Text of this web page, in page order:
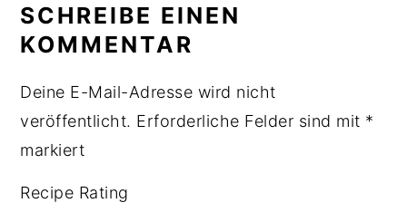
SCHREIBE EINEN
KOMMENTAR
Deine E-Mail-Adresse wird nicht
veröffentlicht. Erforderliche Felder sind mit *
markiert
Recipe Rating